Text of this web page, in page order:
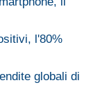
l'80%
globali di